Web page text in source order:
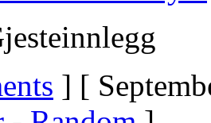
] [